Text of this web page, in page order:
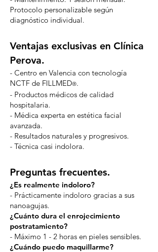
Protocolo personalizable según
diagnóstico individual.
Ventajas exclusivas en Clínica
Perova.
- Centro en Valencia con tecnología
NCTF de FILLMED®.
- Productos médicos de calidad
hospitalaria.
- Médica experta en estética facial
avanzada.
- Resultados naturales y progresivos.
- Técnica casi indolora.
Preguntas frecuentes.
¿Es realmente indoloro?
- Prácticamente indoloro gracias a sus
nanoagujas.
¿Cuánto dura el enrojecimiento
postratamiento?
- Máximo 1 - 2 horas en pieles sensibles.
¿Cuándo puedo maquillarme?